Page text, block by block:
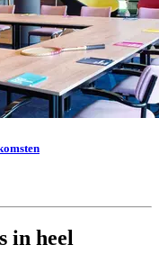
in heel